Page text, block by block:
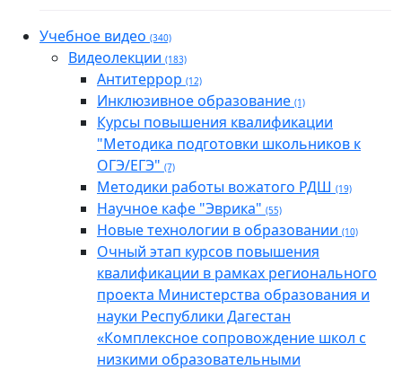
Учебное видео (340)
Видеолекции (183)
Антитеррор (12)
Инклюзивное образование (1)
Курсы повышения квалификации
"Методика подготовки школьников к
ОГЭ/ЕГЭ" (7)
Методики работы вожатого РДШ (19)
Научное кафе "Эврика" (55)
Новые технологии в образовании (10)
Очный этап курсов повышения
квалификации в рамках регионального
проекта Министерства образования и
науки Республики Дагестан
«Комплексное сопровождение школ с
низкими образовательными